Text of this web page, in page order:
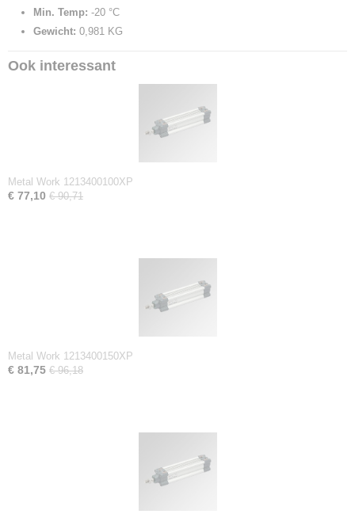
Min. Temp: -20 °C
Gewicht: 0,981 KG
Ook interessant
Metal Work 1213400100XP
€ 77,10 € 90,71
Metal Work 1213400150XP
€ 81,75 € 96,18